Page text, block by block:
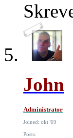
John
Administrator
Joined: okt '09
Posts: